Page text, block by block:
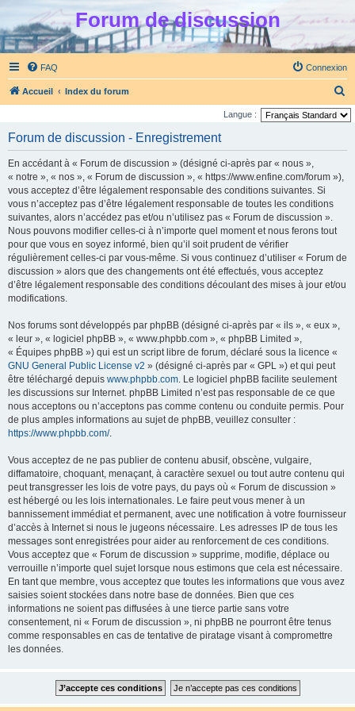
Forum de discussion
FAQ Connexion
Accueil Index du forum
e
Langue :
Forum de discussion - Enregistrement
En accédant à « Forum de discussion » (désigné ci-après par « nous »,
« notre », « nos », « Forum de discussion », « https://www.enfine.com/forum »),
vous acceptez d’être légalement responsable des conditions suivantes. Si
vous n’acceptez pas d’être légalement responsable de toutes les conditions
suivantes, alors n’accédez pas et/ou n’utilisez pas « Forum de discussion ».
Nous pouvons modifier celles-ci à n’importe quel moment et nous ferons tout
pour que vous en soyez informé, bien qu’il soit prudent de vérifier
régulièrement celles-ci par vous-même. Si vous continuez d’utiliser « Forum de
discussion » alors que des changements ont été effectués, vous acceptez
d’être légalement responsable des conditions découlant des mises à jour et/ou
modifications.
Nos forums sont développés par phpBB (désigné ci-après par « ils », « eux »,
« leur », « logiciel phpBB », « www.phpbb.com », « phpBB Limited »,
« Équipes phpBB ») qui est un script libre de forum, déclaré sous la licence «
GNU General Public License v2 » (désigné ci-après par « GPL ») et qui peut
être téléchargé depuis www.phpbb.com. Le logiciel phpBB facilite seulement
les discussions sur Internet. phpBB Limited n’est pas responsable de ce que
nous acceptons ou n’acceptons pas comme contenu ou conduite permis. Pour
de plus amples informations au sujet de phpBB, veuillez consulter :
https://www.phpbb.com/.
Vous acceptez de ne pas publier de contenu abusif, obscène, vulgaire,
diffamatoire, choquant, menaçant, à caractère sexuel ou tout autre contenu qui
peut transgresser les lois de votre pays, du pays où « Forum de discussion »
est hébergé ou les lois internationales. Le faire peut vous mener à un
bannissement immédiat et permanent, avec une notification à votre fournisseur
d’accès à Internet si nous le jugeons nécessaire. Les adresses IP de tous les
messages sont enregistrées pour aider au renforcement de ces conditions.
Vous acceptez que « Forum de discussion » supprime, modifie, déplace ou
verrouille n’importe quel sujet lorsque nous estimons que cela est nécessaire.
En tant que membre, vous acceptez que toutes les informations que vous avez
saisies soient stockées dans notre base de données. Bien que ces
informations ne soient pas diffusées à une tierce partie sans votre
consentement, ni « Forum de discussion », ni phpBB ne pourront être tenus
comme responsables en cas de tentative de piratage visant à compromettre
les données.